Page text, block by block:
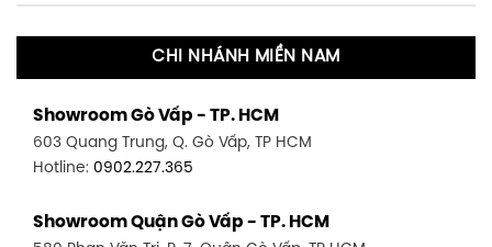
CHI NHÁNH MIỀN NAM
Showroom Gò Vấp - TP. HCM
603 Quang Trung, Q. Gò Vấp, TP HCM
Hotline: 0902.227.365
Showroom Quận Gò Vấp - TP. HCM